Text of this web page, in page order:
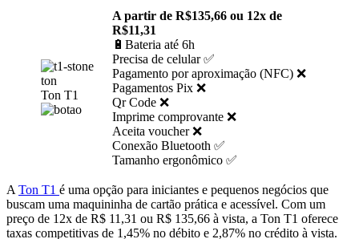
Ton T1
A partir de R$135,66 ou 12x de
R$11,31
🔋Bateria até 6h
Precisa de celular ✅
Pagamento por aproximação (NFC) ❌
Pagamentos Pix ❌
Qr Code ❌
Imprime comprovante ❌
Aceita voucher ❌
Conexão Bluetooth ✅
Tamanho ergonômico ✅
A Ton T1 é uma opção para iniciantes e pequenos negócios que
buscam uma maquininha de cartão prática e acessível. Com um
preço de 12x de R$ 11,31 ou R$ 135,66 à vista, a Ton T1 oferece
taxas competitivas de 1,45% no débito e 2,87% no crédito à vista.